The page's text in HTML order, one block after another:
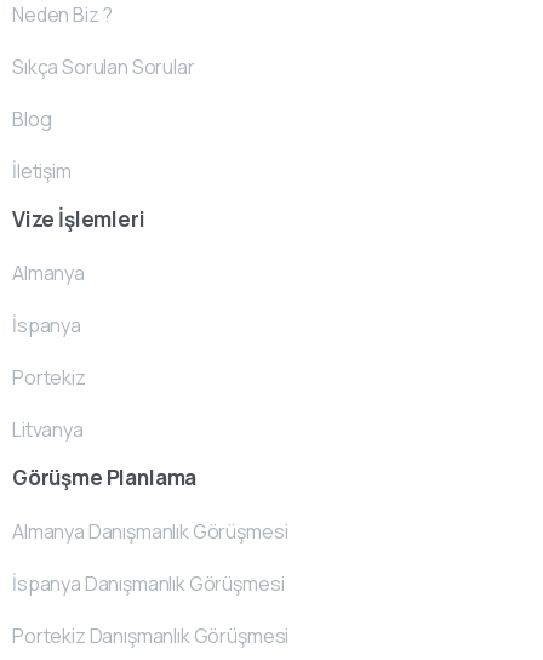
Neden Biz ?
Sıkça Sorulan Sorular
Blog
İletişim
Vize İşlemleri
Almanya
İspanya
Portekiz
Litvanya
Görüşme Planlama
Almanya Danışmanlık Görüşmesi
İspanya Danışmanlık Görüşmesi
Portekiz Danışmanlık Görüşmesi